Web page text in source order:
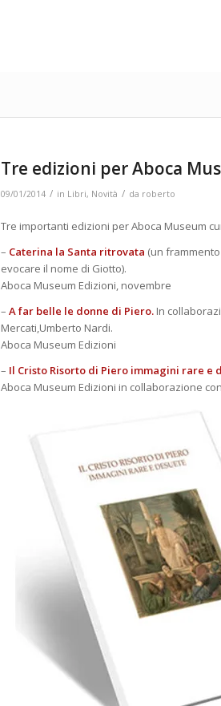
Tre edizioni per Aboca
09/01/2014 / in Libri, Novità / da roberto
Tre importanti edizioni per Aboca Museum
– Caterina la Santa ritrovata (un
evocare il nome di Giotto).
Aboca Museum Edizioni, novembre
– A far belle le donne di Piero. In
Mercati,Umberto Nardi.
Aboca Museum Edizioni
– Il Cristo Risorto di Piero immagini rare e
Aboca Museum Edizioni in collaborazione